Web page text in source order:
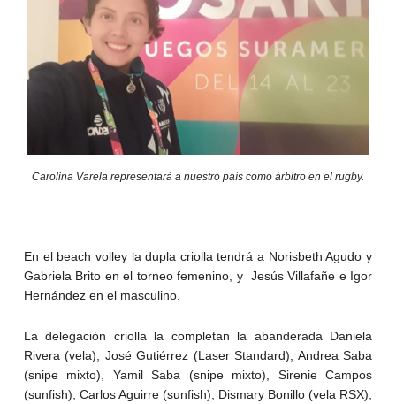
Carolina Varela representarà a nuestro país como árbitro en el rugby.
En el beach volley la dupla criolla tendrá a Norisbeth Agudo y
Gabriela Brito en el torneo femenino, y Jesús Villafañe e Igor
Hernández en el masculino.
La delegación criolla la completan la abanderada Daniela
Rivera (vela), José Gutiérrez (Laser Standard), Andrea Saba
(snipe mixto), Yamil Saba (snipe mixto), Sirenie Campos
(sunfish), Carlos Aguirre (sunfish), Dismary Bonillo (vela RSX),